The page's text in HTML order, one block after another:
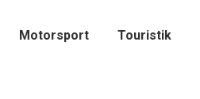
Motorsport Touristik